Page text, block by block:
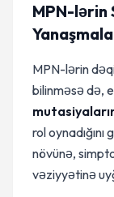
MPN-lərin
MPN-lərin
bilinməsə də,
rol
növünə,
vəziyyətinə